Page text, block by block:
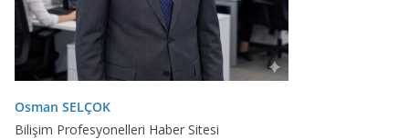
Osman SELÇOK
Bilişim Profesyonelleri Haber Sitesi